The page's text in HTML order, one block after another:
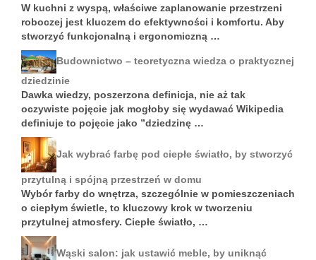
W kuchni z wyspą, właściwe zaplanowanie przestrzeni
roboczej jest kluczem do efektywności i komfortu. Aby
stworzyć funkcjonalną i ergonomiczną …
Budownictwo – teoretyczna wiedza o praktycznej
dziedzinie
Dawka wiedzy, poszerzona definicja, nie aż tak
oczywiste pojęcie jak mogłoby się wydawać Wikipedia
definiuje to pojęcie jako ”dziedzinę …
Jak wybrać farbę pod ciepłe światło, by stworzyć
przytulną i spójną przestrzeń w domu
Wybór farby do wnętrza, szczególnie w pomieszczeniach
o ciepłym świetle, to kluczowy krok w tworzeniu
przytulnej atmosfery. Ciepłe światło, …
Wąski salon: jak ustawić meble, by uniknąć